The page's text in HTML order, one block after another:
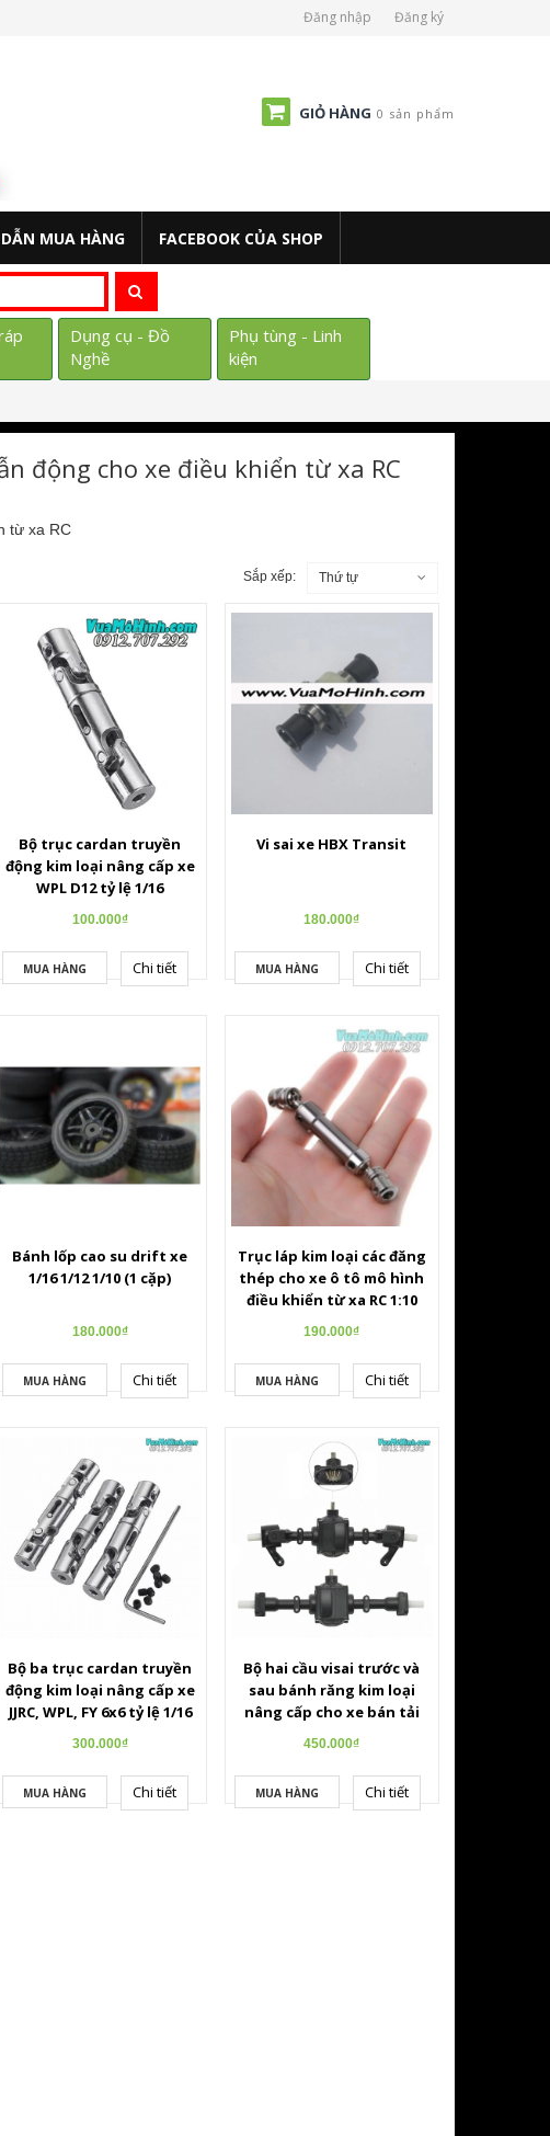
Đăng nhập Đăng ký
GIỎ HÀNG 0 sản phẩm
MUA HÀNG FACEBOOK CỦA SHOP
Dụng cụ - Đồ
Nghề
Phụ tùng - Linh
kiện
động cho xe điều khiển từ xa RC
từ xa RC
Sắp xếp: Thứ tự
Bộ trục cardan truyền
động kim loại nâng cấp xe
WPL D12 tỷ lệ 1/16
100.000₫
MUA HÀNG Chi tiết
Vi sai xe HBX Transit
180.000₫
MUA HÀNG Chi tiết
Bánh lốp cao su drift xe
1/16 1/12 1/10 (1 cặp)
180.000₫
MUA HÀNG Chi tiết
Trục láp kim loại các đăng
thép cho xe ô tô mô hình
điều khiển từ xa RC 1:10
1:12 1:16
190.000₫
MUA HÀNG Chi tiết
Bộ ba trục cardan truyền
động kim loại nâng cấp xe
JJRC, WPL, FY 6x6 tỷ lệ 1/16
300.000₫
MUA HÀNG Chi tiết
Bộ hai cầu visai trước và
sau bánh răng kim loại
nâng cấp cho xe bán tải
điều khiển tỷ lệ 1/16
450.000₫
MUA HÀNG Chi tiết